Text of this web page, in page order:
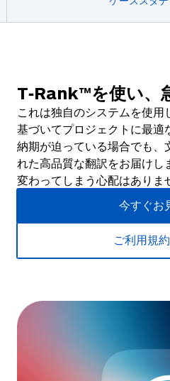
T‑Rank™を使い、
これは独自のシステムを使用
基づいてプロジェクトに最適
納期が迫っている場合でも、
れた高品質な翻訳をお届けし
変わってしまう心配はありま
今すぐお
ご利用規